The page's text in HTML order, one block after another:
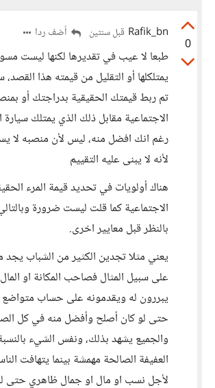
0
Rafik_bn قبل سنتين أضف ردا
طبعا لا عيب في تقديرها لكنها ليست
يمتلكلها أو التقليل من قيمته هذا
تم ربط قيمتك الحقيقية بدراجتك أو
الاجتماعية مقابل ذلك الذي يمتلك
رغم انك افضل منه، ليس لأن منصبه لا
لأنه لا يبنى عليه التقييم
هناك أولويات في تحديد قيمة المرء
الاجتماعية كما قلت ليست ضرورة
بالنظر قبل معايير اخرى.
يعني مثلا تجدين الكثير من الشباب
على سبيل المثال فصاحب المكانة او
يبررون له ويقدمونه على حساب متواضع
حتى لو كان أصلح وأفضل منه في كل
والجميع يشهد بذلك، ونفس الشيء
العفيفة الصالحة مهمشة بينما يتهافت
لأجل نسب او مال او جمال ظاهري حتى